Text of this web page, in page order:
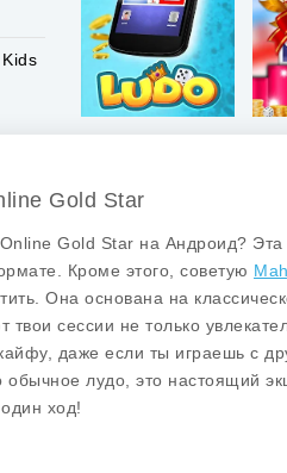
Gold Star
Gold Star на Андроид?
Кроме этого, советую
Она основана на
сессии не только
даже если ты играешь с
лудо, это настоящий
ход!